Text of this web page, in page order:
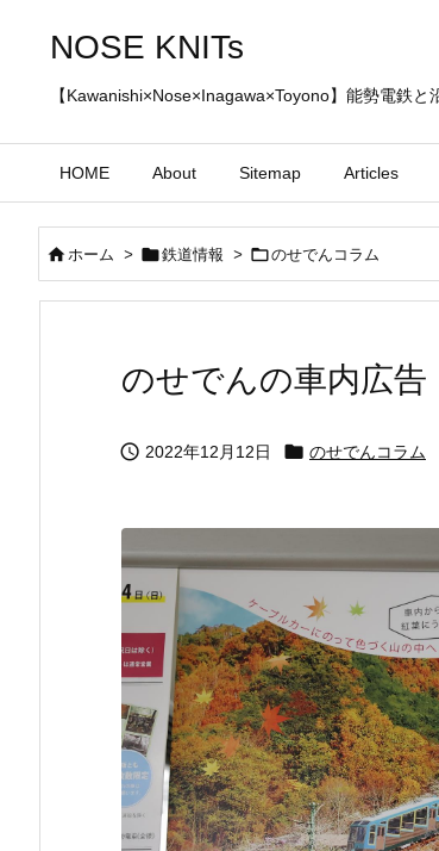
NOSE KNITs
【Kawanishi×Nose×Inagawa×Toyono】能勢電鉄と
HOME About Sitemap Articles
ホーム > 鉄道情報 > のせでんコラム
のせでんの車内広告
 2022年12月12日  のせでんコラム